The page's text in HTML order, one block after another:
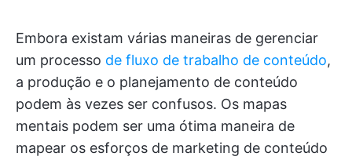
Embora existam várias maneiras de gerenciar
um processo de fluxo de trabalho de conteúdo,
a produção e o planejamento de conteúdo
podem às vezes ser confusos. Os mapas
mentais podem ser uma ótima maneira de
mapear os esforços de marketing de conteúdo